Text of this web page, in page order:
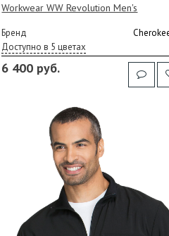
Workwear WW Revolution Men's
Бренд
Доступно в 5 цветах
6 400 руб.